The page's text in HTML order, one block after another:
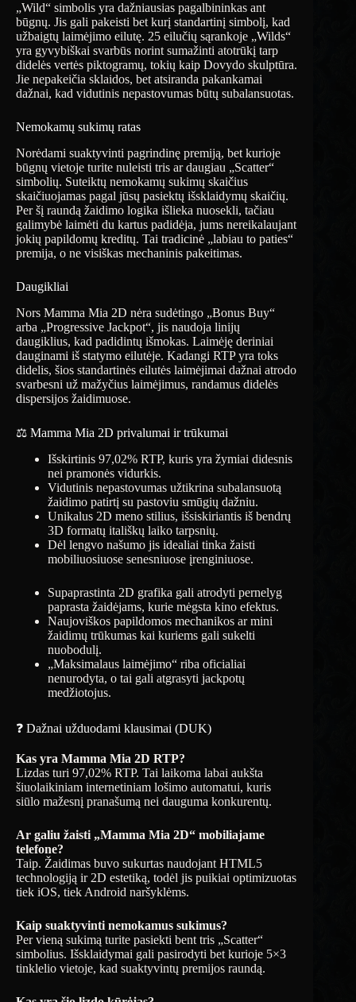
„Wild“ simbolis yra dažniausias pagalbininkas ant
būgnų. Jis gali pakeisti bet kurį standartinį simbolį, kad
užbaigtų laimėjimo eilutę. 25 eilučių sąrankoje „Wilds“
yra gyvybiškai svarbūs norint sumažinti atotrūkį tarp
didelės vertės piktogramų, tokių kaip Dovydo skulptūra.
Jie nepakeičia sklaidos, bet atsiranda pakankamai
dažnai, kad vidutinis nepastovumas būtų subalansuotas.
Nemokamų sukimų ratas
Norėdami suaktyvinti pagrindinę premiją, bet kurioje
būgnų vietoje turite nuleisti tris ar daugiau „Scatter“
simbolių. Suteiktų nemokamų sukimų skaičius
skaičiuojamas pagal jūsų pasiektų išsklaidymų skaičių.
Per šį raundą žaidimo logika išlieka nuosekli, tačiau
galimybė laimėti du kartus padidėja, jums nereikalaujant
jokių papildomų kreditų. Tai tradicinė „labiau to paties“
premija, o ne visiškas mechaninis pakeitimas.
Daugikliai
Nors Mamma Mia 2D nėra sudėtingo „Bonus Buy“
arba „Progressive Jackpot“, jis naudoja linijų
daugiklius, kad padidintų išmokas. Laimėję deriniai
dauginami iš statymo eilutėje. Kadangi RTP yra toks
didelis, šios standartinės eilutės laimėjimai dažnai atrodo
svarbesni už mažyčius laimėjimus, randamus didelės
dispersijos žaidimuose.
⚖️ Mamma Mia 2D privalumai ir trūkumai
Išskirtinis 97,02% RTP, kuris yra žymiai didesnis
nei pramonės vidurkis.
Vidutinis nepastovumas užtikrina subalansuotą
žaidimo patirtį su pastoviu smūgių dažniu.
Unikalus 2D meno stilius, išsiskiriantis iš bendrų
3D formatų itališkų laiko tarpsnių.
Dėl lengvo našumo jis idealiai tinka žaisti
mobiliuosiuose senesniuose įrenginiuose.
Supaprastinta 2D grafika gali atrodyti pernelyg
paprasta žaidėjams, kurie mėgsta kino efektus.
Naujoviškos papildomos mechanikos ar mini
žaidimų trūkumas kai kuriems gali sukelti
nuobodulį.
„Maksimalaus laimėjimo“ riba oficialiai
nenurodyta, o tai gali atgrasyti jackpotų
medžiotojus.
❓ Dažnai užduodami klausimai (DUK)
Kas yra Mamma Mia 2D RTP?
Lizdas turi 97,02% RTP. Tai laikoma labai aukšta
šiuolaikiniam internetiniam lošimo automatui, kuris
siūlo mažesnį pranašumą nei dauguma konkurentų.
Ar galiu žaisti „Mamma Mia 2D“ mobiliajame
telefone?
Taip. Žaidimas buvo sukurtas naudojant HTML5
technologiją ir 2D estetiką, todėl jis puikiai optimizuotas
tiek iOS, tiek Android naršyklėms.
Kaip suaktyvinti nemokamus sukimus?
Per vieną sukimą turite pasiekti bent tris „Scatter“
simbolius. Išsklaidymai gali pasirodyti bet kurioje 5×3
tinklelio vietoje, kad suaktyvintų premijos raundą.